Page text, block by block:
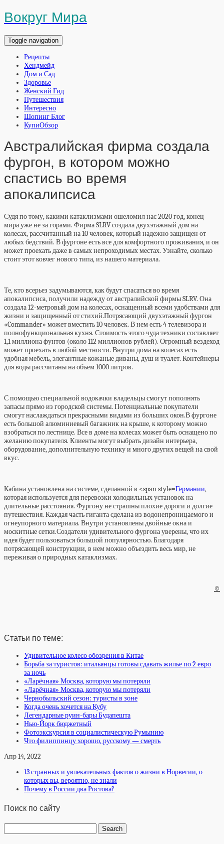
Вокруг Мира
Toggle navigation
Рецепты
Хендмейд
Дом и Сад
Здоровье
Женский Гид
Путешествия
Интересно
Шопинг Блог
КупиОбзор
Австралийская фирма создала
фургон, в котором можно
спастись во время
апокалипсиса
Судя по тому, какими катаклизмами ошеломил нас 2020 год, конец
мира уже не за горами. Фирма SLRV создала двухэтажный дом на
колесах, рассчитанный на 10 человек, который надежно защищен от
любых бедствий. В фургоне есть все для комфортного проживания, и он
может проехать даже в самых непроходимых местах. Узнайте, сколько
стоит этот ковчег нового типа, из нашего материала.
Те, кто всерьез задумываются, как будут спасаться во время
апокалипсиса, получили надежду от австралийской фирмы SLRV. Она
создала 12-метровый дом на колесах, оснащенный всеми удобствами для
жизни и защищенный от стихий.Потрясающий двухэтажный фургон
«Commander» может вместить 10 человек. В нем есть 4 телевизора и
полнофункциональная кухня. Стоимость этого чуда техники составляет
1,1 миллиона фунтов (около 112 миллионов рублей). Огромный вездеход
может проехать в любой местности. Внутри дома на колесах есть
удобная мебель, элегантные кожаные диваны, душ и туалет. Контейнеры
для воды рассчитаны на объем 1000 литров.
С помощью специальной водокачки владельцы смогут пополнять
запасы прямо из городской системы. Потенциальные покупатели
смогут наслаждаться прекрасными видами из больших окон.В фургоне
есть большой алюминиевый багажник на крыше, к которому можно
взобраться по лестнице. Все в доме на колесах может быть оснащено по
желанию покупателя. Клиенты могут выбрать дизайн интерьера,
оборудование, дополнительную технику и много других вещей на свой
вкус.
Кабина установлена на системе, сделанной в <span style=Германии,
которая используется для перевозки холодильных установок на
длительные расстояния. Фургону не страшны плохие дороги и долгие
путешествия. Каждая часть гиганта сделана из водонепроницаемого и
огнеупорного материала. Внутри установлены двойные окна и
москитные сетки.Создатели удивительного фургона уверены, что их
идея будет пользоваться большой популярностью. Благодаря
потрясающей конструкции, в нем можно объездить весь мир, не
переживая о природных катаклизмах.
©
Статьи по теме:
Удивительное колесо обозрения в Китае
Борьба за туристов: итальянцы готовы сдавать жилье по 2 евро
за ночь
«Ларёчная» Москва, которую мы потеряли
«Ларёчная» Москва, которую мы потеряли
Чернобыльский сезон: туристы в зоне
Когда очень хочется на Кубу
Легендарные руин-бары Будапешта
Нью-Йорк бюджетный
Фотоэкскурсия в социалистическую Румынию
Что филиппинцу хорошо, русскому — смерть
Апр 14, 2022
13 странных и увлекательных фактов о жизни в Норвегии, о
которых вы, вероятно, не знали
Почему в России два Ростова?
Поиск по сайту